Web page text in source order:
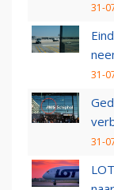
31-
31-
31-